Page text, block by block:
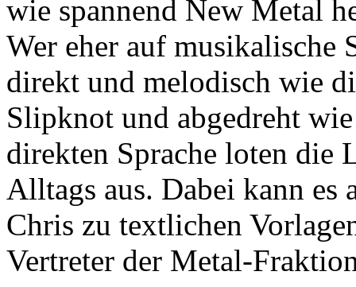
wie spannend New Metal
Wer eher auf musikalische
direkt und melodisch wie
Slipknot und abgedreht
direkten Sprache loten die
Alltags aus. Dabei kann es
Chris zu textlichen
Vertreter der Metal-